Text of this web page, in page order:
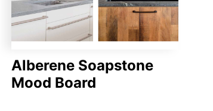
Alberene Soapstone
Mood Board